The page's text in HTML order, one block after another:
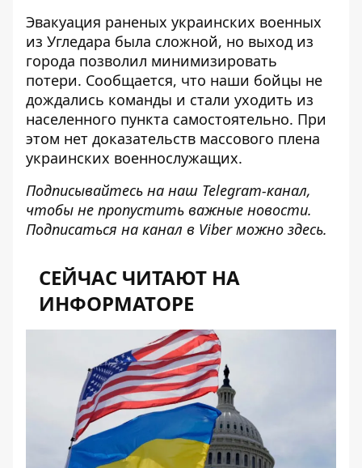
Эвакуация раненых украинских военных
из Угледара была сложной, но выход из
города позволил минимизировать
потери. Сообщается, что наши бойцы не
дождались команды и стали уходить из
населенного пункта самостоятельно. При
этом нет доказательств массового плена
украинских военнослужащих.
Подписывайтесь на наш Telegram-канал,
чтобы не пропустить важные новости.
Подписаться на канал в Viber можно здесь.
СЕЙЧАС ЧИТАЮТ НА
ИНФОРМАТОРЕ